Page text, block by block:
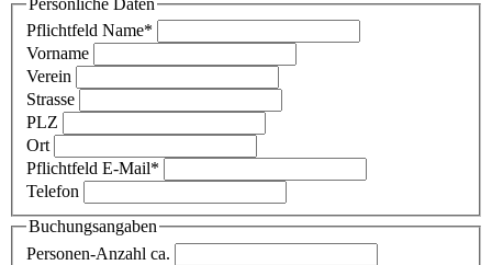
Pflichtfeld Name*
Vorname
Verein
Strasse
PLZ
Ort
Pflichtfeld E-Mail*
Telefon
Buchungsangaben
Personen-Anzahl ca.